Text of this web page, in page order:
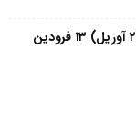
برنامه گردهمایی ویژه روز جهانی آگاهی از اتیسم (۲ آوریل) ۱۳ فرودین